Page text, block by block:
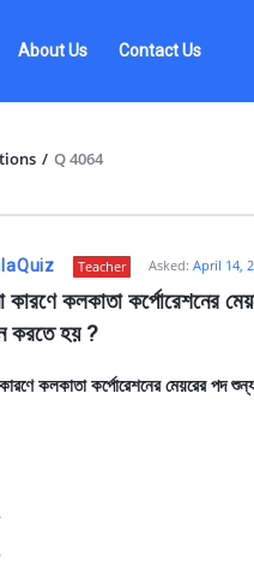
About Us Contact Us
/ Q 4064
Teacher Asked: April 14,
কলকাতা কর্পোরেশনের
করতে হয় ?
কলকাতা কর্পোরেশনের মেয়রের পদ